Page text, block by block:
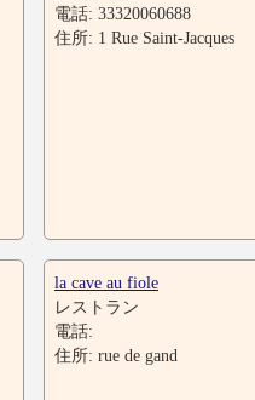
電話: 33320060688
住所: 1 Rue Saint-Jacques
la cave au fiole
レストラン
電話:
住所: rue de gand